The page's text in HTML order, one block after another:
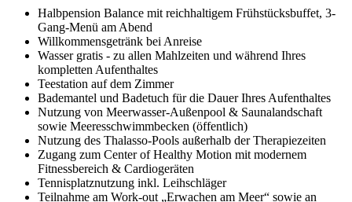
Halbpension Balance mit reichhaltigem Frühstücksbuffet, 3-
Gang-Menü am Abend
Willkommensgetränk bei Anreise
Wasser gratis - zu allen Mahlzeiten und während Ihres
kompletten Aufenthaltes
Teestation auf dem Zimmer
Bademantel und Badetuch für die Dauer Ihres Aufenthaltes
Nutzung von Meerwasser-Außenpool & Saunalandschaft
sowie Meeresschwimmbecken (öffentlich)
Nutzung des Thalasso-Pools außerhalb der Therapiezeiten
Zugang zum Center of Healthy Motion mit modernem
Fitnessbereich & Cardiogeräten
Tennisplatznutzung inkl. Leihschläger
Teilnahme am Work-out „Erwachen am Meer“ sowie an